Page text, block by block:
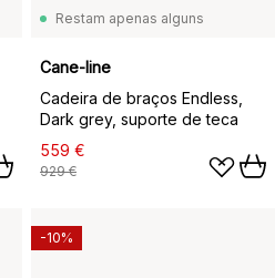
Restam apenas alguns
Cane-line
Cadeira de braços Endless,
Dark grey, suporte de teca
559 €
929 €
-10%